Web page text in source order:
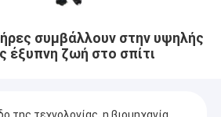
συμβάλλουν στην υψηλής
έξυπνη ζωή στο σπίτι